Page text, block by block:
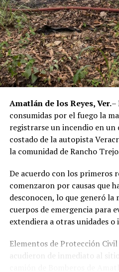
Amatlán de los Reyes, Ver.–
consumidas por el fuego la
registrarse un incendio en un
costado de la autopista
la comunidad de Rancho
De acuerdo con los primeros
comenzaron por causas que
desconocen, lo que generó la
cuerpos de emergencia para
extendiera a otras unidades
Elementos de Protección
acudieron de inmediato al